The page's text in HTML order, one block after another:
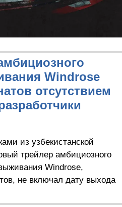
Windrose
отсутствием
из узбекистанской
трейлер амбициозного
Windrose,
не включал дату выхода